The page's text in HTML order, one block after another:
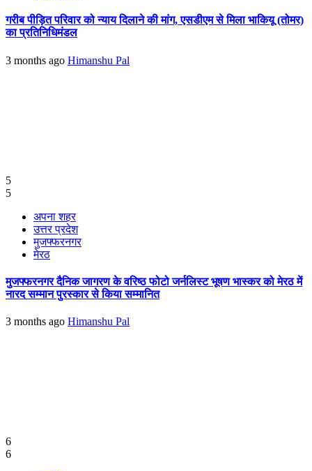
गरीब पीड़ित परिवार को न्याय दिलाने की मांग, एसडीएम से मिला भाकियू (तोमर)
का प्रतिनिधिमंडल
3 months ago Himanshu Pal
5
5
अपना शहर
उत्तर प्रदेश
मुजफ्फरनगर
मेरठ
मुजफ्फरनगर दैनिक जागरण के वरिष्ठ फोटो जर्नलिस्ट भूषण भास्कर को मेरठ में
नारद सम्मान पुरस्कार से किया सम्मानित
3 months ago Himanshu Pal
6
6